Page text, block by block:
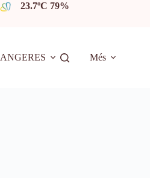
23.7ºC 79%
Més